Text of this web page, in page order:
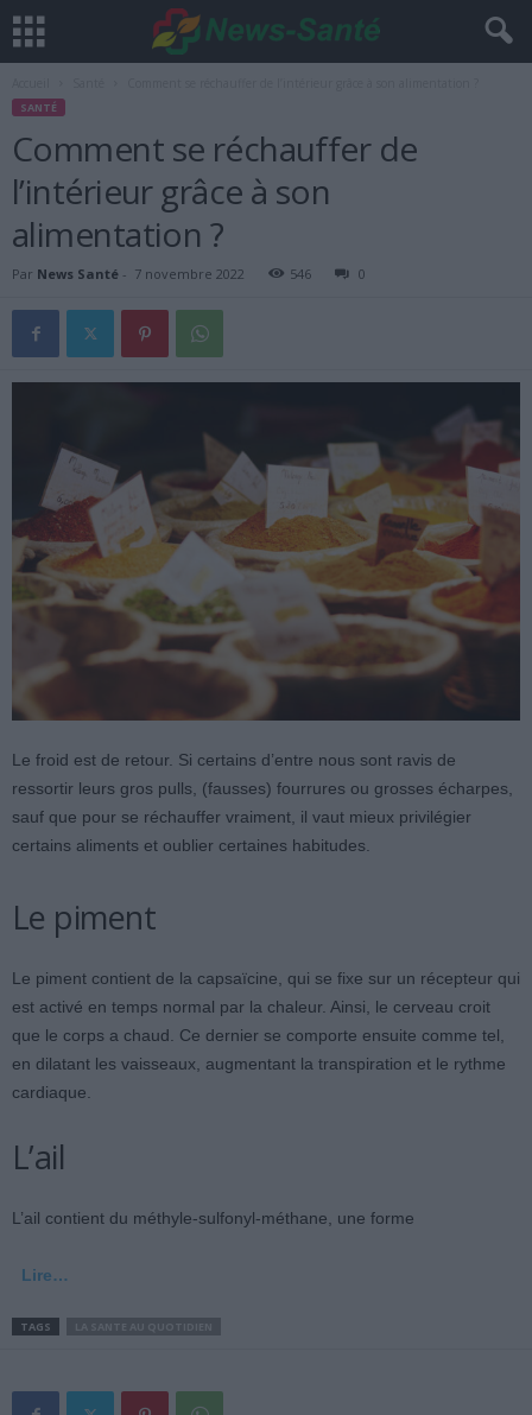
SANTÉ
Comment se réchauffer de
l’intérieur grâce à son
alimentation ?
Par News Santé - 7 novembre 2022 546 0
Le froid est de retour. Si certains d’entre nous sont ravis de
ressortir leurs gros pulls, (fausses) fourrures ou grosses écharpes,
sauf que pour se réchauffer vraiment, il vaut mieux privilégier
certains aliments et oublier certaines habitudes.
Le piment
Le piment contient de la capsaïcine, qui se fixe sur un récepteur qui
est activé en temps normal par la chaleur. Ainsi, le cerveau croit
que le corps a chaud. Ce dernier se comporte ensuite comme tel,
en dilatant les vaisseaux, augmentant la transpiration et le rythme
cardiaque.
L’ail
L’ail contient du méthyle-sulfonyl-méthane, une forme
Lire…
TAGS